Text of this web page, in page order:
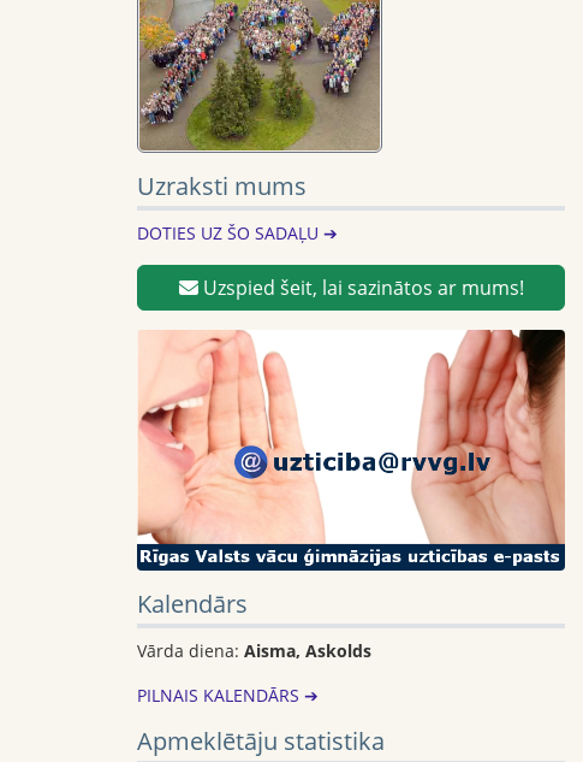
Uzraksti mums
DOTIES UZ ŠO SADAĻU ➔
Uzspied šeit, lai sazinātos ar mums!
Kalendārs
Vārda diena: Aisma, Askolds
PILNAIS KALENDĀRS ➔
Apmeklētāju statistika